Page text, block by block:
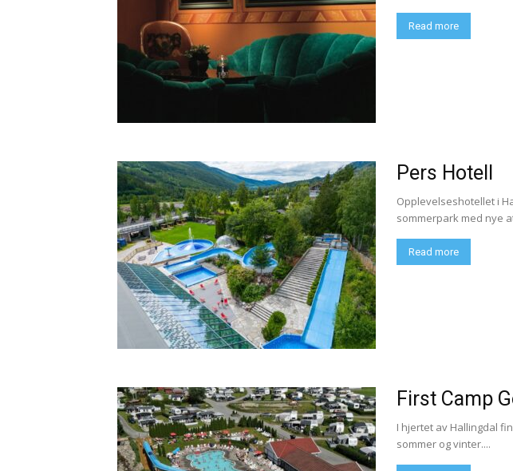
Read more
Pers Hotell
Opplevelseshotellet i
sommerpark med nye
Read more
First Camp
I hjertet av Hallingdal
sommer og vinter....